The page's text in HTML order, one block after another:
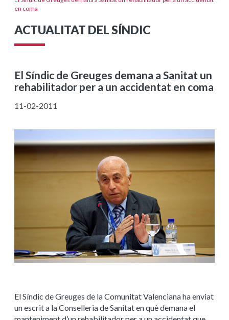
en coma
ACTUALITAT DEL SÍNDIC
El Síndic de Greuges demana a Sanitat un
rehabilitador per a un accidentat en coma
11-02-2011
El Síndic de Greuges de la Comunitat Valenciana ha enviat
un escrit a la Conselleria de Sanitat en què demana el